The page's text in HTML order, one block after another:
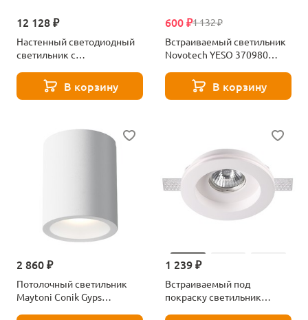
12 128 ₽
Настенный светодиодный
светильник с
цв.температуры Novotech
YESO 359402 белый
В корзину
1 132 ₽
600 ₽
Встраиваемый светильник
Novotech YESO 370980
В корзину
2 860 ₽
Потолочный светильник
Maytoni Conik Gyps
1 239 ₽
Встраиваемый под
покраску светильник